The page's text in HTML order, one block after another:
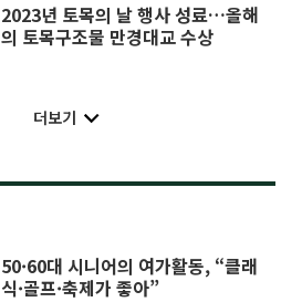
2023년 토목의 날 행사 성료…올해
의 토목구조물 만경대교 수상
더보기
50·60대 시니어의 여가활동, “클래
식·골프·축제가 좋아”